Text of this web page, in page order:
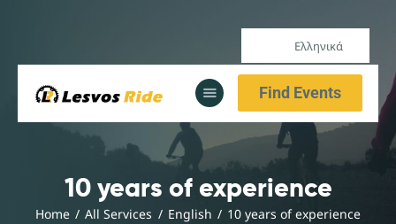
Ελληνικά
Find Events
10 years of experience
Home All Services English 10 years of experience
Αρχική
Υπηρεσίες
Ενημέρωση
Αρχική
Υπηρεσίες